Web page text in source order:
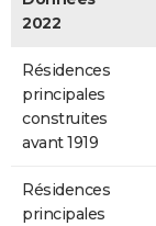
2022
Résidences
principales
construites
avant 1919
Résidences
principales